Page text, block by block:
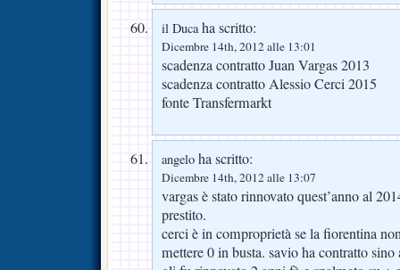
il Ducaha scritto:
Dicembre 14th, 2012 alle 13:01
scadenza contratto Juan Vargas 2013
scadenza contratto Alessio Cerci 2015
fonte Transfermarkt
angelo ha scritto:
Dicembre 14th, 2012 alle 13:07
vargas è stato rinnovato quest’anno al
prestito.
cerci è in comproprietà se la fiorentina
mettere 0 in busta. savio ha contratto